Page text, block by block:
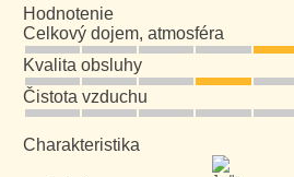
Hodnotenie
Celkový dojem, atmosféra
Kvalita obsluhy
Čistota vzduchu
Charakteristika